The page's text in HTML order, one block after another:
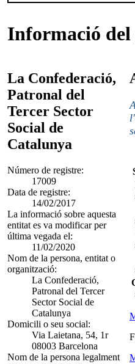
Informació
La Confederació,
Patronal del
Tercer Sector
Social de
Catalunya
Número de registre:
17009
Data de registre:
14/02/2017
La informació sobre aquesta
entitat es va modificar per
última vegada el:
11/02/2020
Nom de la persona, entitat o
organització:
La Confederació,
Patronal del Tercer
Sector Social de
Catalunya
Domicili o seu social:
Via Laietana, 54, 1r
08003 Barcelona
Nom de la persona legalment